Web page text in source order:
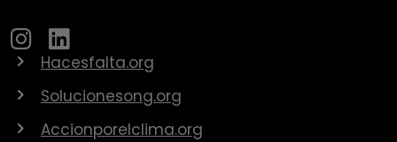
Hacesfalta.org
Solucionesong.org
Accionporelclima.org